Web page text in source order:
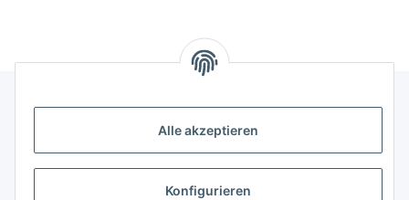
Alle akzeptieren
Konfigurieren